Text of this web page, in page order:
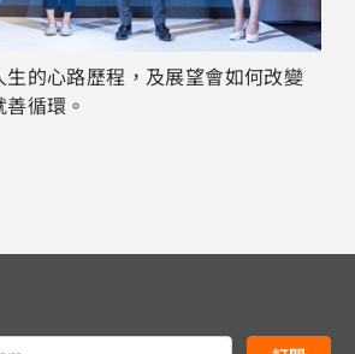
生的心路歷程，及展望會如何改變
循環。